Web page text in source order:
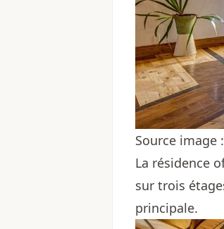
Source image
La résidence
sur trois
principale.